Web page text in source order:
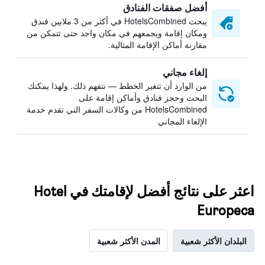
أفضل صفقات الفنادق
يبحث HotelsCombined في أكثر من 3 ملايين فندق
ومكان إقامة ويجمعهم في مكان واحد حتى تتمكن من
مقارنة أماكن الإقامة المثالية.
إلغاء مجاني
من الوارد أن تتغير الخطط — نتفهم ذلك. ولهذا يمكنك
البحث وحجز فنادق وأماكن إقامة على
HotelsCombined من وكالات السفر التي تقدم خدمة
الإلغاء المجاني
اعثر على نتائج أفضل لإقامتك في Hotel
Europeca
البلدان الأكثر شعبية المدن الأكثر شعبية